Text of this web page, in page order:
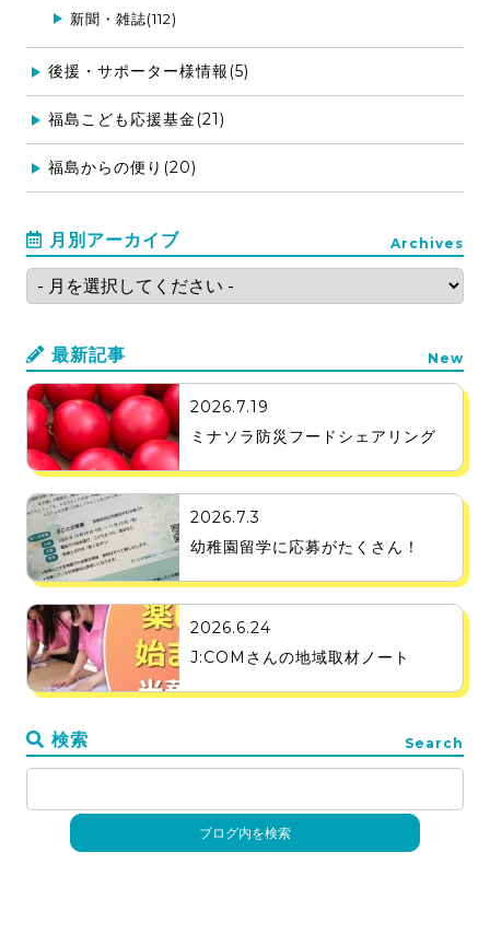
新聞・雑誌(112)
後援・サポーター様情報(5)
福島こども応援基金(21)
福島からの便り(20)
月別アーカイブ Archives
最新記事 New
2026.7.19
ミナソラ防災フードシェアリング
2026.7.3
幼稚園留学に応募がたくさん！
2026.6.24
J:COMさんの地域取材ノート
検索 Search